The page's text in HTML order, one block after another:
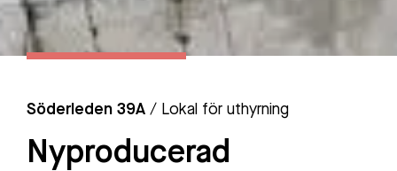
Söderleden 39A / Lokal för uthyrning
Nyproducerad